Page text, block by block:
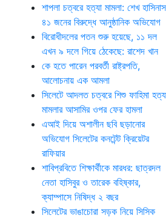
শাপলা চত্বরে হত্যা মামলা: শেখ
৪১ জনের বিরুদ্ধে আনুষ্ঠানিক অভিযোগ
বিরোধীদলের পতন শুরু হয়েছে, ১১ দল
এখন ৯ দলে গিয়ে ঠেকেছে: রাশেদ খান
কে হতে পারেন পরবর্তী রাষ্ট্রপতি,
আলোচনায় এক আমলা
সিলেটে আদলত চত্বরে শিশু ফাহিমা
মামলার আসামির ওপর ফের হামলা
এআই দিয়ে অশালীন ছবি ছড়ানোর
অভিযোগ সিলেটের কনটেন্ট ক্রিয়েটর
রাফিয়ার
শাবিপ্রবিতে শিক্ষার্থীকে মারধর: ছাত্রদল
নেতা হাসিবুর ও তারেক বহিষ্কার,
ক্যাম্পাসে নিষিদ্ধ ২ বছর
সিলেটের ভাঙাচোরা সড়ক নিয়ে সিসিক